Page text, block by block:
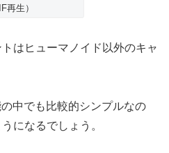
再生）
はヒューマノイド以外のキャ
中でも比較的シンプルなの
になるでしょう。